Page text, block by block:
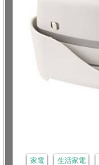
家電 生活家電